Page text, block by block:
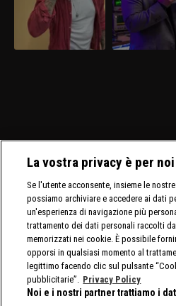
La vostra privacy è per
Se l'utente acconsente, insieme le nostre
possiamo archiviare e accedere ai dati
un'esperienza di navigazione più
trattamento dei dati personali raccolti
memorizzati nei cookie. È possibile
opporsi in qualsiasi momento al
legittimo facendo clic sul pulsante
pubblicitarie”. Privacy Policy
Noi e i nostri partner trattiamo i